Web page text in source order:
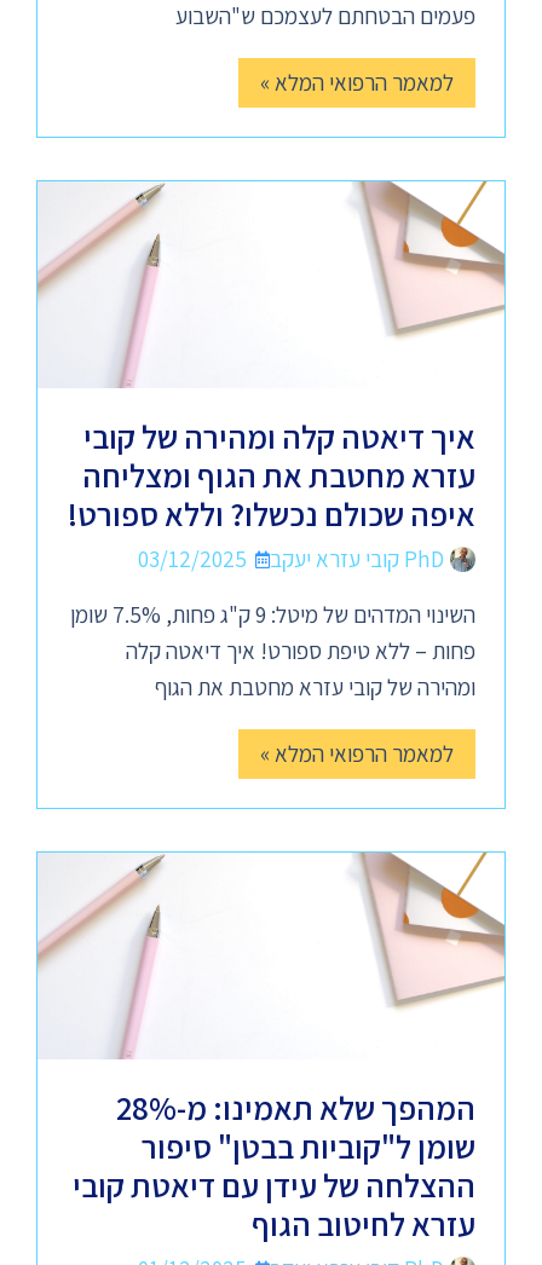
פעמים הבטחתם לעצמכם ש"השבוע
למאמר הרפואי המלא »
איך דיאטה קלה ומהירה של קובי
עזרא מחטבת את הגוף ומצליחה
איפה שכולם נכשלו? וללא ספורט!
PhD קובי עזרא יעקב
03/12/2025
השינוי המדהים של מיטל: 9 ק"ג פחות, 7.5% שומן
פחות – ללא טיפת ספורט! איך דיאטה קלה
ומהירה של קובי עזרא מחטבת את הגוף
למאמר הרפואי המלא »
המהפך שלא תאמינו: מ-28%
שומן ל"קוביות בבטן" סיפור
ההצלחה של עידן עם דיאטת קובי
עזרא לחיטוב הגוף